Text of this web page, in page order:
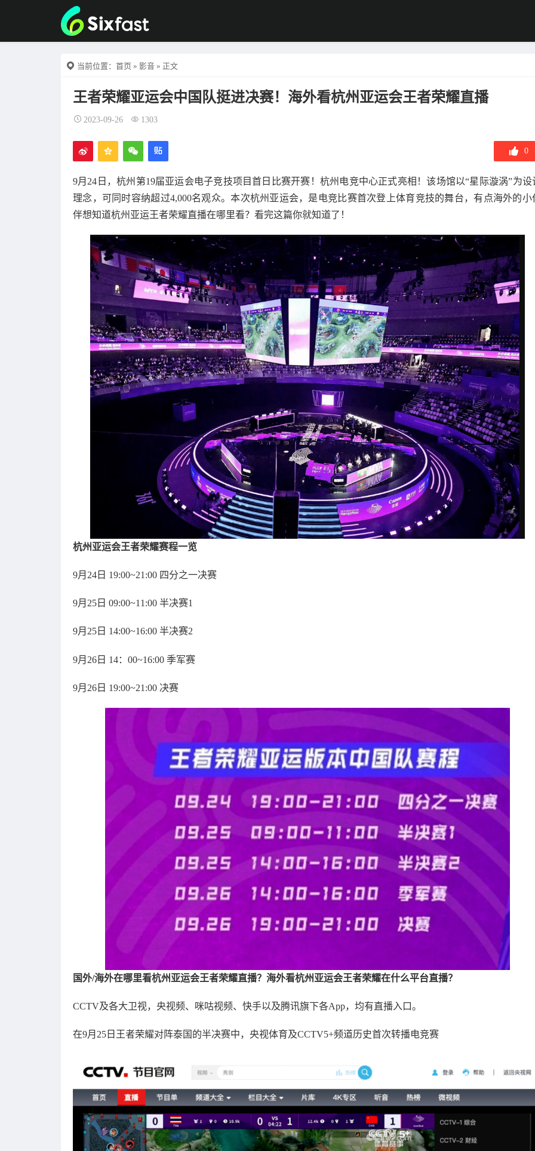
当前位置： 首页 » 影音 » 正文
王者荣耀亚运会中国队挺进决赛！海外看杭州亚运会王者荣耀直播
2023-09-26 1303
0
9月24日，杭州第19届亚运会电子竞技项目首日比赛开赛！杭州电竞中心正式亮相！该场馆以“星际漩涡”为设
理念，可同时容纳超过4,000名观众。本次杭州亚运会，是电竞比赛首次登上体育竞技的舞台，有点海外的小
伴想知道杭州亚运王者荣耀直播在哪里看？看完这篇你就知道了！
杭州亚运会王者荣耀赛程一览
9月24日 19:00~21:00 四分之一决赛
9月25日 09:00~11:00 半决赛1
9月25日 14:00~16:00 半决赛2
9月26日 14：00~16:00 季军赛
9月26日 19:00~21:00 决赛
国外/海外在哪里看杭州亚运会王者荣耀直播？海外看杭州亚运会王者荣耀在什么平台直播？
CCTV及各大卫视，央视频、咪咕视频、快手以及腾讯旗下各App，均有直播入口。
在9月25日王者荣耀对阵泰国的半决赛中，央视体育及CCTV5+频道历史首次转播电竞赛